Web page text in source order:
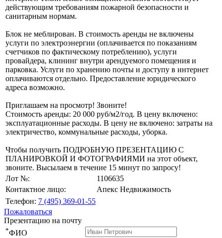
действующим требованиям пожарной безопасности и
санитарным нормам.
Блок не меблирован. В стоимость аренды не включены
услуги по электроэнергии (оплачивается по показаниям
счетчиков по фактическому потреблению), услуги
провайдера, клининг внутри арендуемого помещения и
парковка. Услуги по хранению почты и доступу в интернет
оплачиваются отдельно. Предоставление юридического
адреса возможно.
Приглашаем на просмотр! Звоните!
Стоимость аренды: 20 000 руб/м2/год. В цену включено:
эксплуатационные расходы. В цену не включено: затраты на
электричество, коммунальные расходы, уборка.
Чтобы получить ПОДРОБНУЮ ПРЕЗЕНТАЦИЮ С
ПЛАНИРОВКОЙ И ФОТОГРАФИЯМИ на этот объект,
звоните. Высылаем в течение 15 минут по запросу!
Лот №:
1106635
Контактное лицо:
Апекс Недвижимость
Телефон: 7 (495) 369-01-55
Пожаловаться
Презентацию на почту
*ФИО